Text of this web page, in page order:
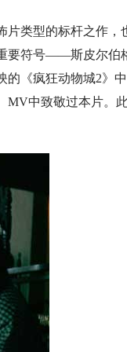
片类型的标杆之作，
要符号——斯皮尔伯
的《疯狂动物城2》
MV中致敬过本片。